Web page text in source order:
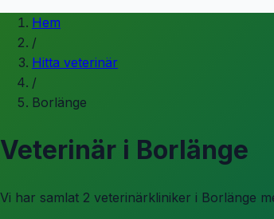
Hem
/
Hitta veterinär
/
Borlänge
Veterinär i Borlänge
Vi har samlat 2 veterinärkliniker i Borlänge